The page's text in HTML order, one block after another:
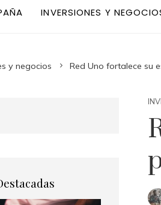
INVERSIONES Y
y negocios Red Uno fortalece su